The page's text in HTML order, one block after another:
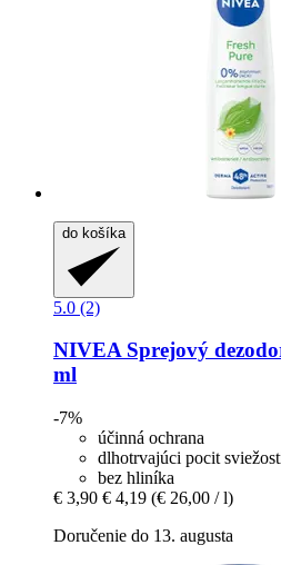
do košíka
5.0 (2)
NIVEASprejový
ml
-7%
účinná ochrana
dlhotrvajúci pocit
bez hliníka
€ 3,90 € 4,19 (€ 26,00 / l)
Doručenie do 13. augusta